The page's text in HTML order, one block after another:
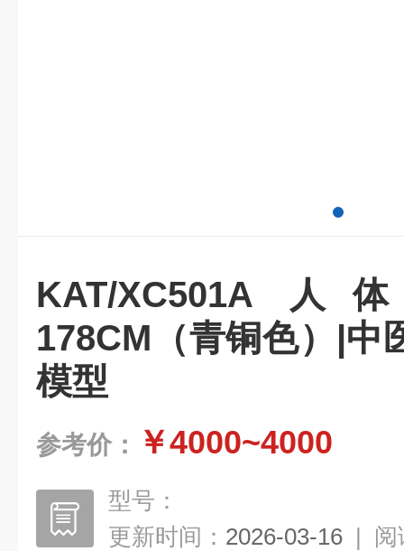
KAT/XC501A
178CM（青铜色）|中
模型
参考价： ￥4000~4000
型号：
更新时间： 2026-03-16 | 阅